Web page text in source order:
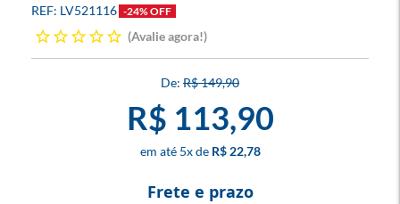
LV521116 -24% OFF
Avalie agora!
R$ 149,90
R$ 113,90
5x R$ 22,78
Frete e prazo